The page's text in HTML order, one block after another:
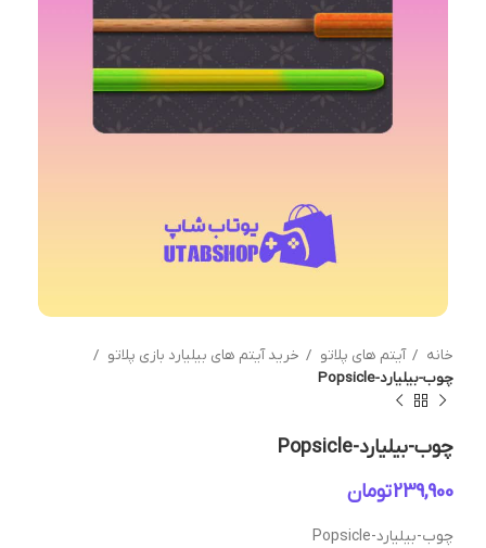
خانه آیتم های پلاتو
خرید آیتم های بیلیارد بازی پلاتو
چوب-بیلیارد-Popsicle
چوب-بیلیارد-Popsicle
تومان
چوب-بیلیارد-Popsicle